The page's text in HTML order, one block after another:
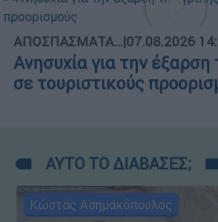
ΑΠΟΣΠΑΣΜΑΤΑ...|07.08.2026
Ανησυχία για την έξαρση
σε τουριστικούς
ΑΥΤΟ ΤΟ ΔΙΑΒΑΣΕΣ;
Κώστας Ασημακόπουλος